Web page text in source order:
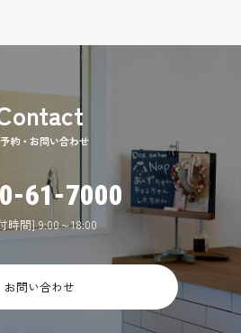
約・お問い合わせ
61-7000
時間] 9:00～18:00
お問い合わせ